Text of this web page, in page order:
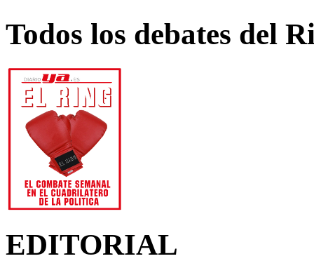
Todos los debates del
EDITORIAL